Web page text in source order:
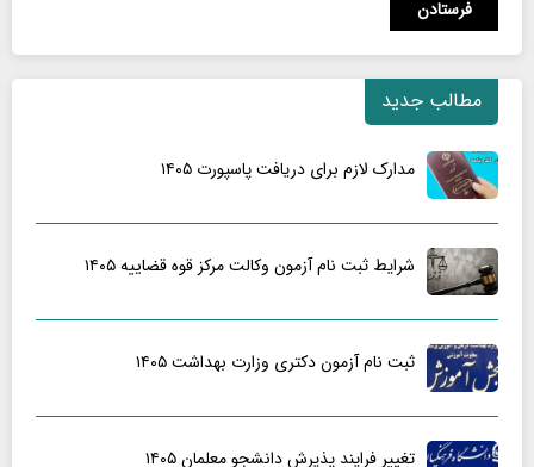
مطالب جدید
مدارک لازم برای دریافت پاسپورت ۱۴۰۵
شرایط ثبت نام آزمون وکالت مرکز قوه قضاییه ۱۴۰۵
ثبت نام آزمون دکتری وزارت بهداشت ۱۴۰۵
تغییر فرایند پذیرش دانشجو معلمان ۱۴۰۵